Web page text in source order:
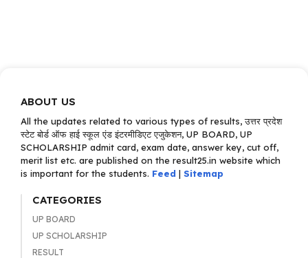
ABOUT US
All the updates related to various types of results, उत्तर प्रदेश
स्टेट बोर्ड ऑफ हाई स्कूल एंड इंटरमीडिएट एजुकेशन, UP BOARD, UP
SCHOLARSHIP admit card, exam date, answer key, cut off,
merit list etc. are published on the result25.in website which
is important for the students. Feed | Sitemap
CATEGORIES
UP BOARD
UP SCHOLARSHIP
RESULT